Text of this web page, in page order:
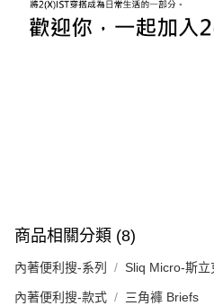
商品相關分類 (8)
內著便利搜-系列 Sliq Micro-斯立
內著便利搜-款式 三角褲 Briefs